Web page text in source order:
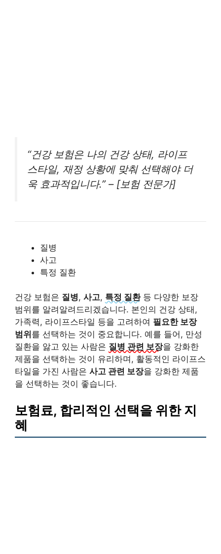
“건강 보험은 나의 건강 상태, 라이프
스타일, 재정 상황에 맞춰 선택해야 더
욱 효과적입니다.” – [보험 전문가]
질병
사고
특정 질환
건강 보험은 질병, 사고, 특정 질환등 다양한 보장
범위를 알려알려드리겠습니다. 본인의 건강 상태,
가족력, 라이프스타일 등을 고려하여 필요한 보장
범위 를 선택하는 것이 중요합니다. 예를 들어, 만성
질환을 앓고 있는 사람은 질병 관련 보장을 강화한
제품을 선택하는 것이 유리하며, 활동적인 라이프스
타일을 가진 사람은 사고 관련 보장을 강화한 제품
을 선택하는 것이 좋습니다.
보험료, 합리적인 선택을 위한 지
혜